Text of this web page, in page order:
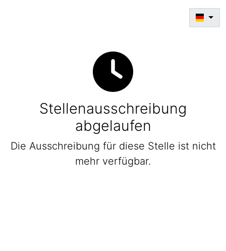
Stellenausschreibung
abgelaufen
Die Ausschreibung für diese Stelle ist nicht
mehr verfügbar.